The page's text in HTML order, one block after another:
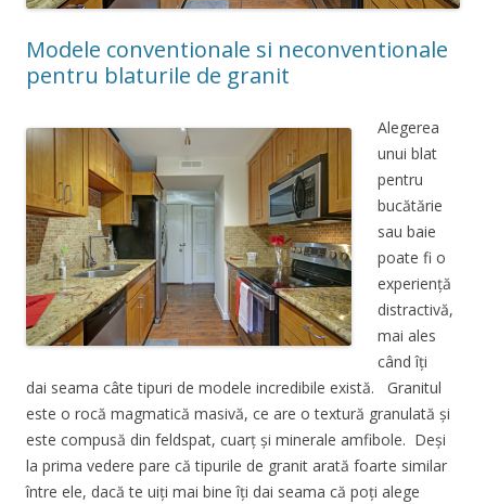
Modele conventionale si neconventionale
pentru blaturile de granit
Alegerea
unui blat
pentru
bucătărie
sau baie
poate fi o
experiență
distractivă,
mai ales
când îți
dai seama câte tipuri de modele incredibile există. Granitul
este o rocă magmatică masivă, ce are o textură granulată și
este compusă din feldspat, cuarț și minerale amfibole. Deși
la prima vedere pare că tipurile de granit arată foarte similar
între ele, dacă te uiți mai bine îți dai seama că poți alege